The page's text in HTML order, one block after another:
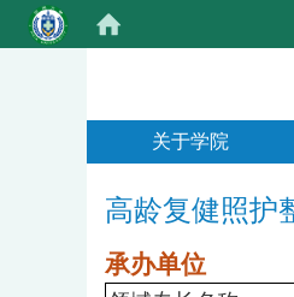
关于学院
高龄复健照护
承办单位